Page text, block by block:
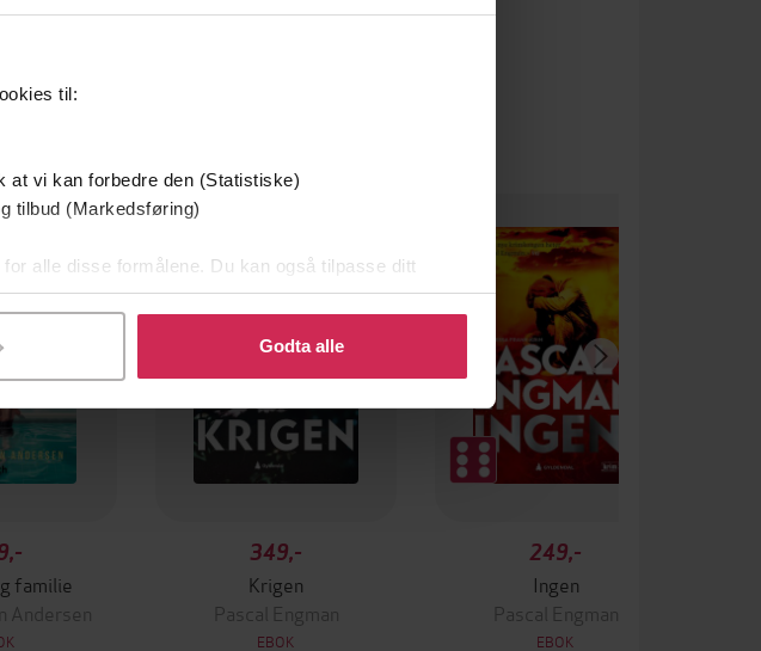
til:
at vi kan forbedre den (Statistiske)
tilbud (Markedsføring)
alle disse formålene. Du kan også tilpasse ditt
som helst trekke tilbake eller endre ditt samtykke.
Godta alle
familie
Andersen
349,-
Krigen
Pascal Engman
EBOK
249,-
Ingen
Pascal Engman
EBOK